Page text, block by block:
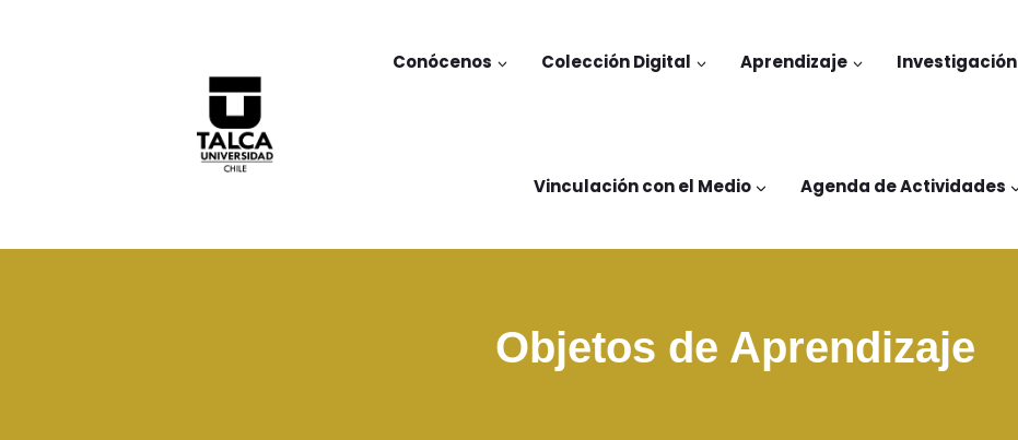
Conócenos Colección Digital Aprendizaje Investigación
Vinculación con el Medio Agenda de Actividades
Objetos de Aprendizaje